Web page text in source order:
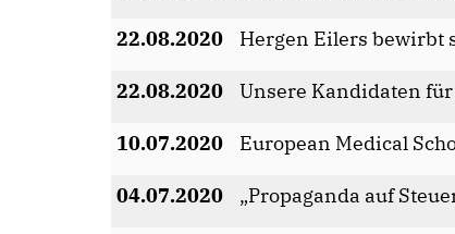
22.08.2020 Hergen Eilers bewirbt
22.08.2020 Unsere Kandidaten
10.07.2020 European Medical
04.07.2020 Propaganda auf